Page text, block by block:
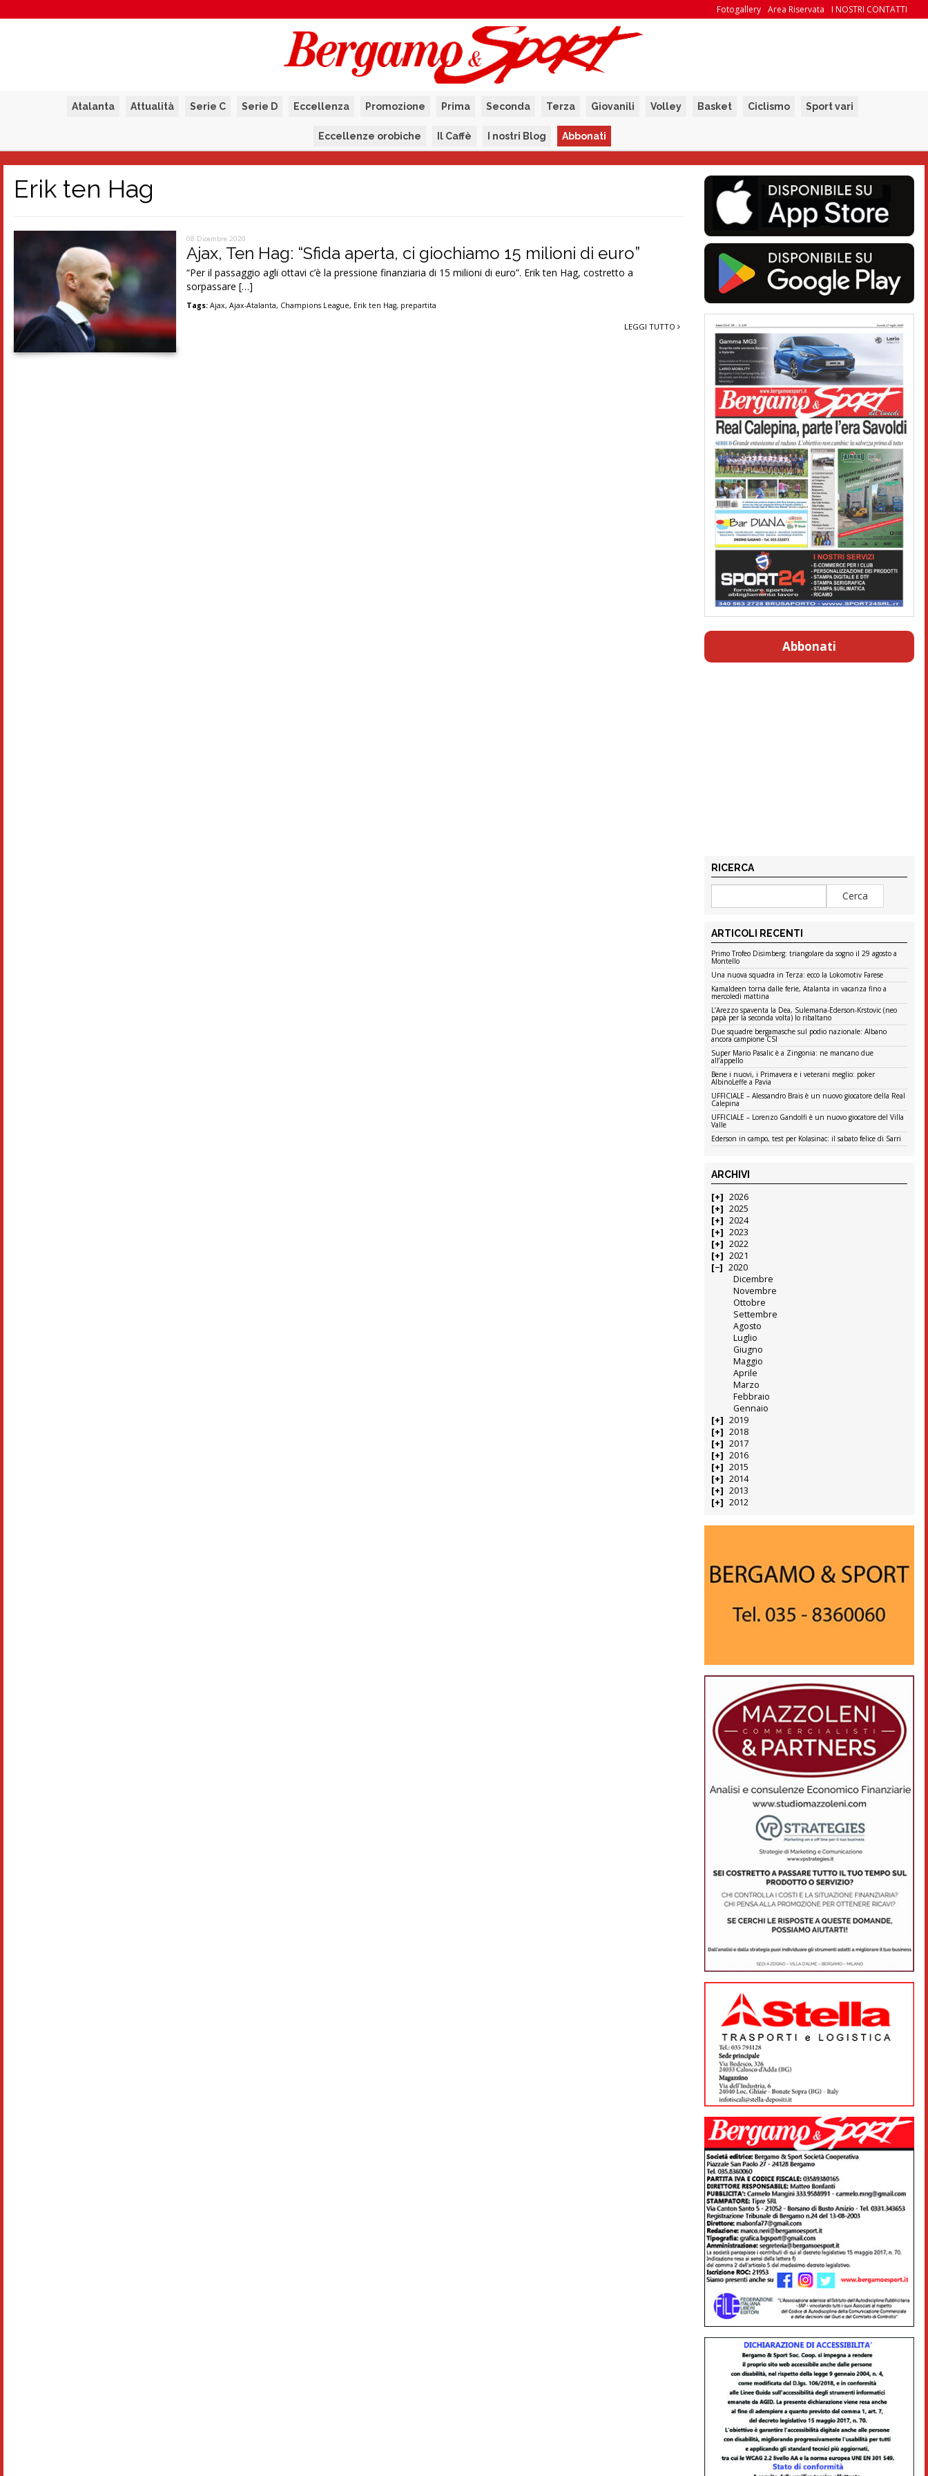
I NOSTRI CONTATTI
Area Riservata
Fotogallery
Atalanta Attualità Serie C Serie D Eccellenza Promozione Prima Seconda Terza Giovanili Volley Basket Ciclismo Sport vari
Eccellenze orobiche Il Caffè I nostri Blog Abbonati
Erik ten Hag
08 Dicembre 2020
Ajax, Ten Hag: “Sfida aperta, ci giochiamo 15 milioni di euro”
“Per il passaggio agli ottavi c’è la pressione finanziaria di 15 milioni di euro”. Erik ten Hag, costretto a
sorpassare […]
Tags: Ajax,Ajax-Atalanta, Champions League, Erik ten Hag, prepartita
LEGGI TUTTO
Abbonati
RICERCA
ARTICOLI RECENTI
Primo Trofeo Disimberg: triangolare da sogno il 29 agosto a
Montello
Una nuova squadra in Terza: ecco la Lokomotiv Farese
Kamaldeen torna dalle ferie, Atalanta in vacanza fino a
mercoledì mattina
L’Arezzo spaventa la Dea, Sulemana-Ederson-Krstovic (neo
papà per la seconda volta) lo ribaltano
Due squadre bergamasche sul podio nazionale: Albano
ancora campione CSI
Super Mario Pasalic è a Zingonia: ne mancano due
all’appello
Bene i nuovi, i Primavera e i veterani meglio: poker
AlbinoLeffe a Pavia
UFFICIALE – Alessandro Brais è un nuovo giocatore della Real
Calepina
UFFICIALE – Lorenzo Gandolfi è un nuovo giocatore del Villa
Valle
Ederson in campo, test per Kolasinac: il sabato felice di Sarri
ARCHIVI
2026
2025
2024
2023
2022
2021
2020
Dicembre
Novembre
Ottobre
Settembre
Agosto
Luglio
Giugno
Maggio
Aprile
Marzo
Febbraio
Gennaio
2019
2018
2017
2016
2015
2014
2013
2012